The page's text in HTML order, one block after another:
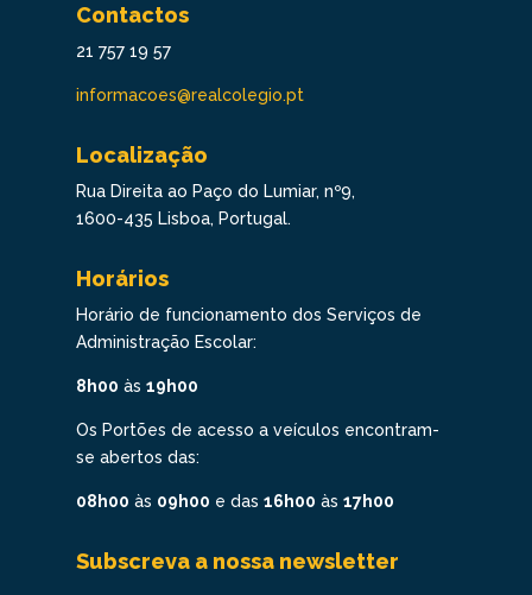
Contactos
21 757 19 57
informacoes@realcolegio.pt
Localização
Rua Direita ao Paço do Lumiar, nº9,
1600-435 Lisboa, Portugal.
Horários
Horário de funcionamento dos Serviços de
Administração Escolar:
8h00 às 19h00
Os Portões de acesso a veículos encontram-
se abertos das:
08h00 às 09h00 e das 16h00 às 17h00
Subscreva a nossa newsletter